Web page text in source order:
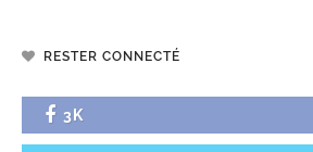
RESTER CONNECTÉ
3K